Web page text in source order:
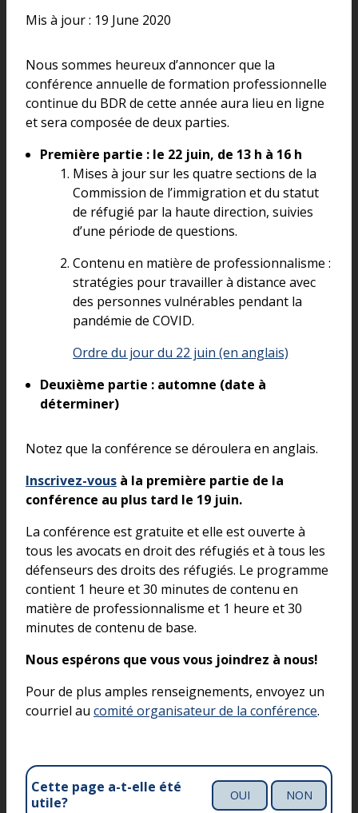
Mis à jour : 19 June 2020
Nous sommes heureux d’annoncer que la
conférence annuelle de formation professionnelle
continue du BDR de cette année aura lieu en ligne
et sera composée de deux parties.
Première partie : le 22 juin, de 13 h à 16 h
Mises à jour sur les quatre sections de la
Commission de l’immigration et du statut
de réfugié par la haute direction, suivies
d’une période de questions.
Contenu en matière de professionnalisme :
stratégies pour travailler à distance avec
des personnes vulnérables pendant la
pandémie de COVID.
Ordre du jour du 22 juin (en anglais)
Deuxième partie : automne (date à
déterminer)
Notez que la conférence se déroulera en anglais.
Inscrivez-vous à la première partie de la
conférence au plus tard le 19 juin.
La conférence est gratuite et elle est ouverte à
tous les avocats en droit des réfugiés et à tous les
défenseurs des droits des réfugiés. Le programme
contient 1 heure et 30 minutes de contenu en
matière de professionnalisme et 1 heure et 30
minutes de contenu de base.
Nous espérons que vous vous joindrez à nous!
Pour de plus amples renseignements, envoyez un
courriel au comité organisateur de la conférence.
Cette page a-t-elle été
utile?
OUI NON